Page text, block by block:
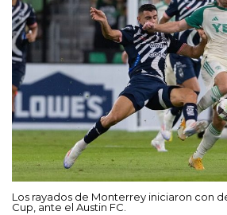
Los rayados de Monterrey iniciaron con
Cup, ante el Austin FC.